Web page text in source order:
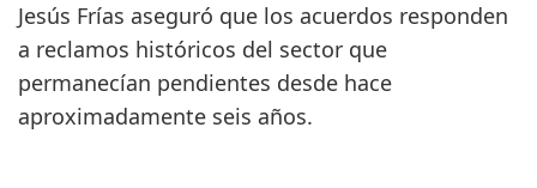
Jesús Frías aseguró que los acuerdos responden
a reclamos históricos del sector que
permanecían pendientes desde hace
aproximadamente seis años.